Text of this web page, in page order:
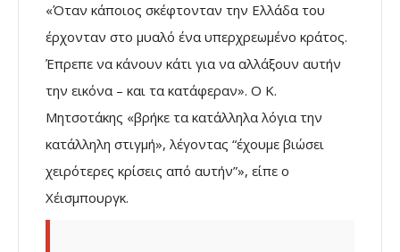
«Όταν κάποιος σκέφτονταν την Ελλάδα του
έρχονταν στο μυαλό ένα υπερχρεωμένο κράτος.
Έπρεπε να κάνουν κάτι για να αλλάξουν αυτήν
την εικόνα – και τα κατάφεραν». Ο Κ.
Μητσοτάκης «βρήκε τα κατάλληλα λόγια την
κατάλληλη στιγμή», λέγοντας “έχουμε βιώσει
χειρότερες κρίσεις από αυτήν”», είπε ο
Χέισμπουργκ.